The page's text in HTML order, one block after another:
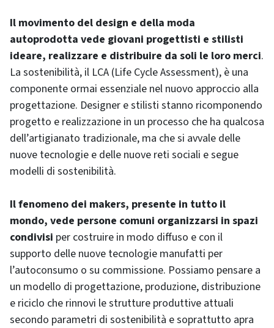
Il movimento del design e della moda
autoprodotta vede giovani progettisti e stilisti
ideare, realizzare e distribuire da soli le loro merci.
La sostenibilità, il LCA (Life Cycle Assessment), è una
componente ormai essenziale nel nuovo approccio alla
progettazione. Designer e stilisti stanno ricomponendo
progetto e realizzazione in un processo che ha qualcosa
dell’artigianato tradizionale, ma che si avvale delle
nuove tecnologie e delle nuove reti sociali e segue
modelli di sostenibilità.
Il fenomeno dei makers, presente in tutto il
mondo, vede persone comuni organizzarsi in spazi
condivisi per costruire in modo diffuso e con il
supporto delle nuove tecnologie manufatti per
l’autoconsumo o su commissione. Possiamo pensare a
un modello di progettazione, produzione, distribuzione
e riciclo che rinnovi le strutture produttive attuali
secondo parametri di sostenibilità e soprattutto apra